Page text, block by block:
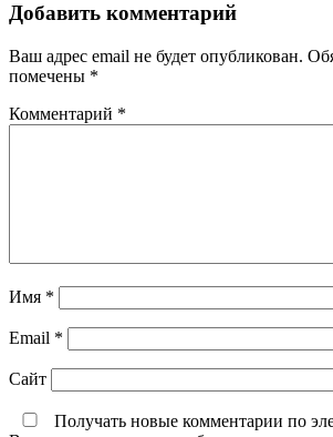
Добавить комментарий
Ваш адрес email не будет опубликован.
помечены *
Комментарий *
Имя *
Email *
Сайт
Получать новые комментарии по